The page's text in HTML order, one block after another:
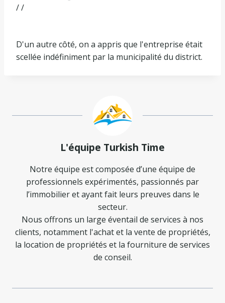
/ /
D'un autre côté, on a appris que l'entreprise était
scellée indéfiniment par la municipalité du district.
L'équipe Turkish Time
Notre équipe est composée d’une équipe de
professionnels expérimentés, passionnés par
l’immobilier et ayant fait leurs preuves dans le
secteur.
Nous offrons un large éventail de services à nos
clients, notamment l'achat et la vente de propriétés,
la location de propriétés et la fourniture de services
de conseil.